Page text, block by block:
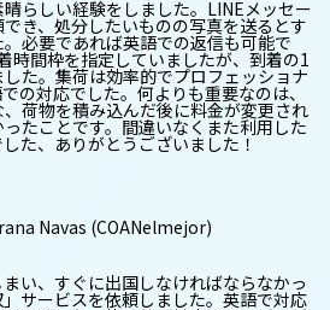
らしい経験をしました。LINEメッセー
き、処分したいものの写真を送るとす
必要であれば英語での返信も可能で
時間枠を指定していましたが、到着の1
た。集荷は効率的でプロフェッショナ
の対応でした。何よりも重要なのは、
荷物を積み込んだ後に料金が変更され
たことです。間違いなくまた利用した
た、ありがとうございました！
Navas (COANelmejor)
い、すぐに出国しなければならなかっ
サービスを依頼しました。英語で対応